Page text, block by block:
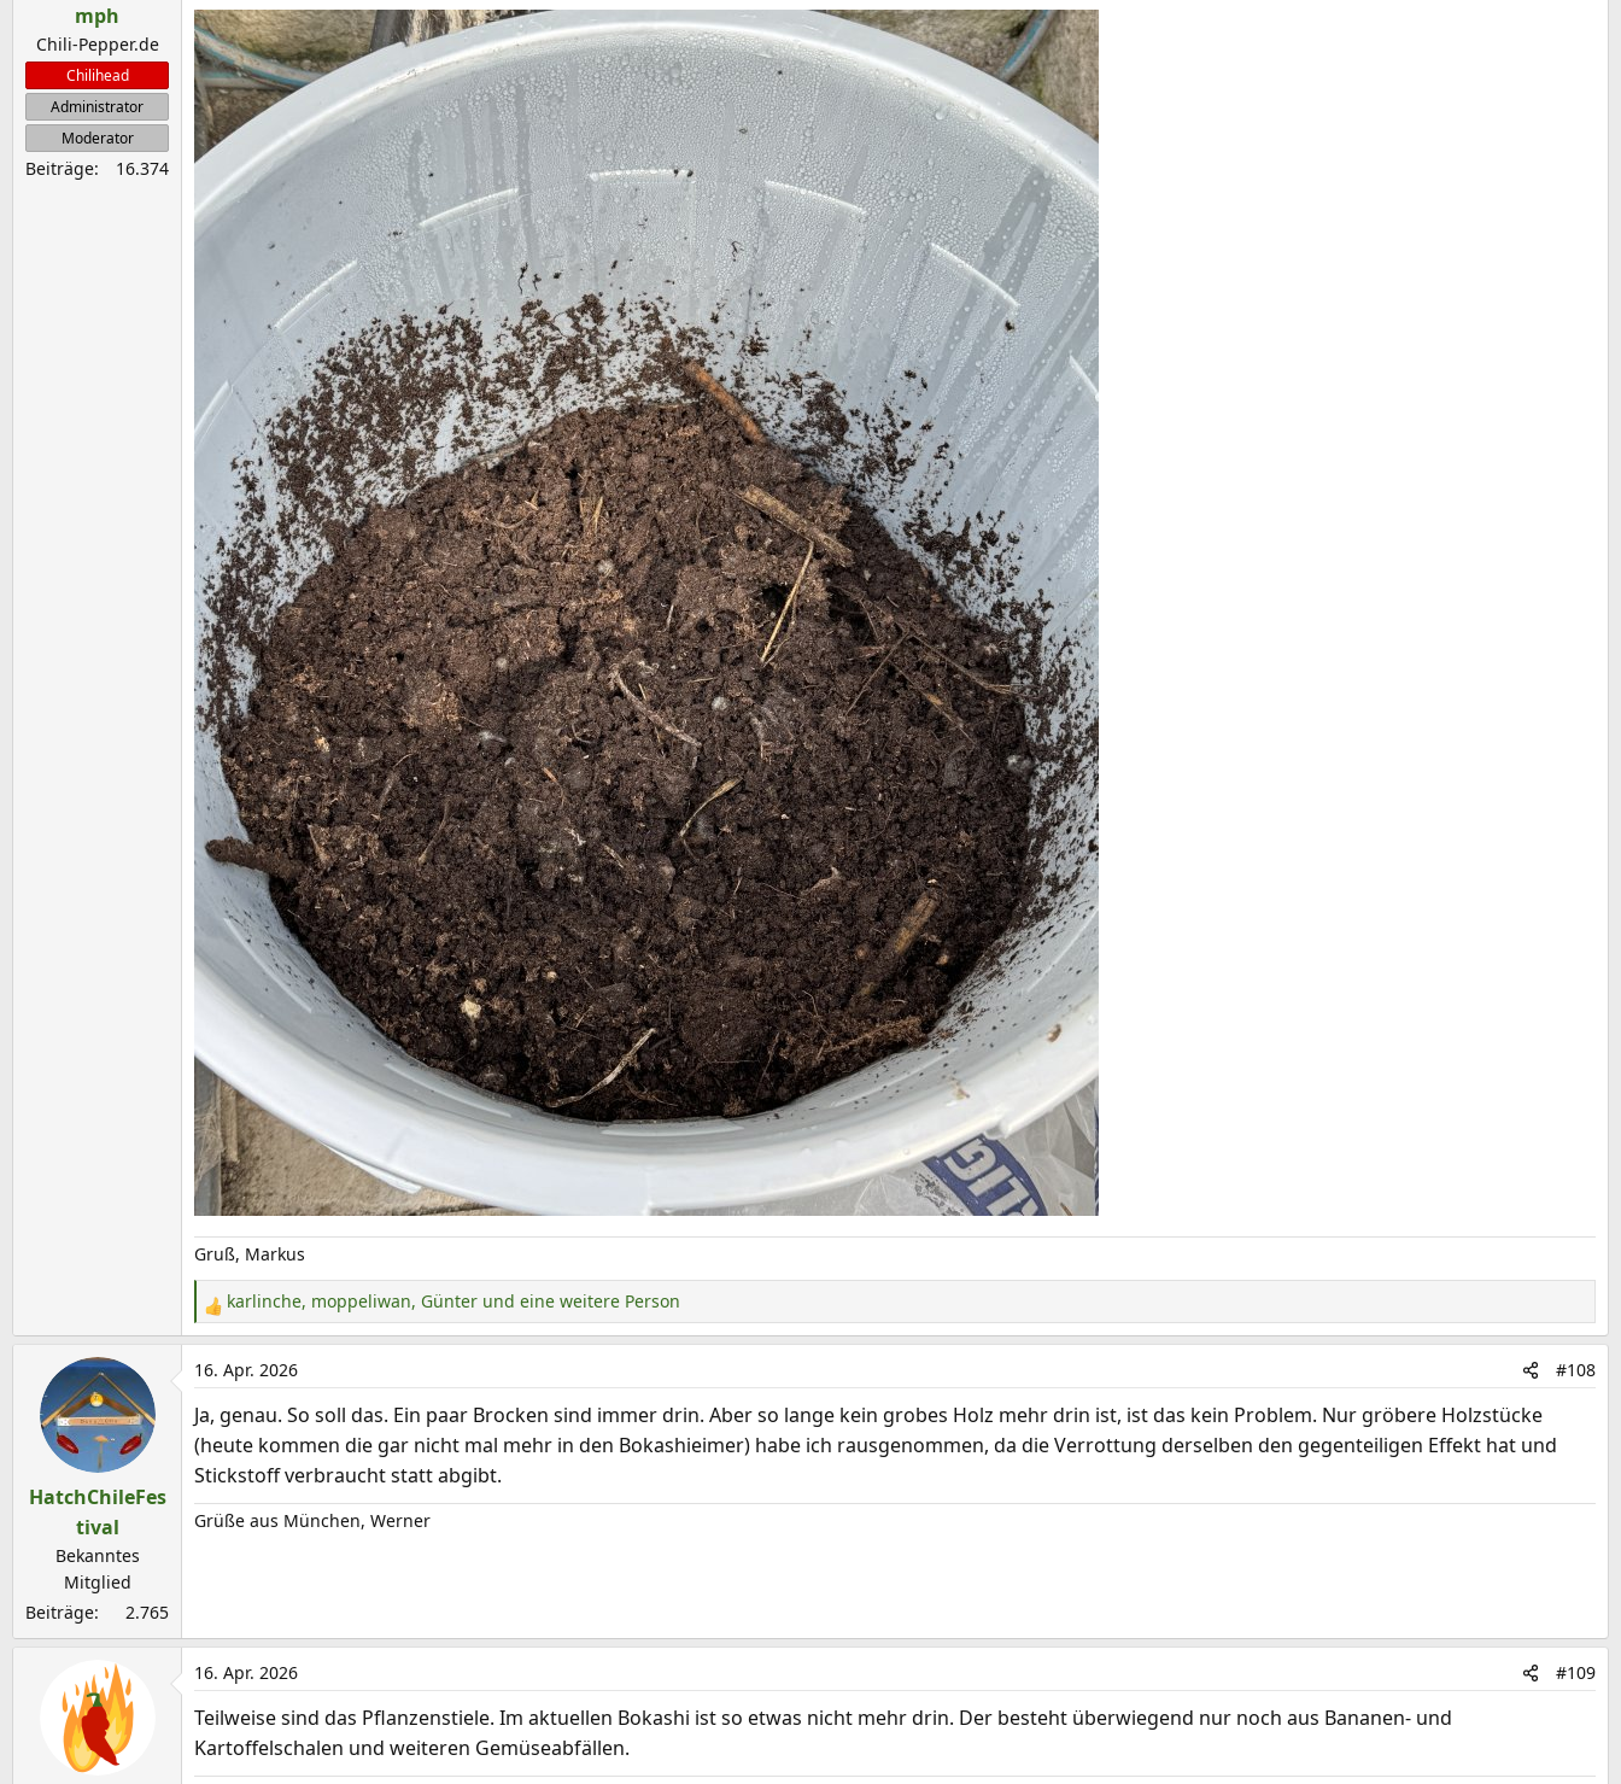
n
e
n
:
mph
Chili-Pepper.de
Chilihead
Administrator
Moderator
Beiträge 16.374
Gruß, Markus
R
e
a
k
t
i
o
n
e
karlinche, moppeliwan, Günter und eine weitere Person
HatchChileFes
tival
Bekanntes
Mitglied
Beiträge
2.765
16. Apr. 2026 #108
Ja, genau. So soll das. Ein paar Brocken sind immer drin. Aber so lange kein grobes Holz mehr drin ist, ist das kein Problem. Nur gröbere Holzstücke
(heute kommen die gar nicht mal mehr in den Bokashieimer) habe ich rausgenommen, da die Verrottung derselben den gegenteiligen Effekt hat und
Stickstoff verbraucht statt abgibt.
Grüße aus München, Werner
16. Apr. 2026 #109
Teilweise sind das Pflanzenstiele. Im aktuellen Bokashi ist so etwas nicht mehr drin. Der besteht überwiegend nur noch aus Bananen- und
Kartoffelschalen und weiteren Gemüseabfällen.